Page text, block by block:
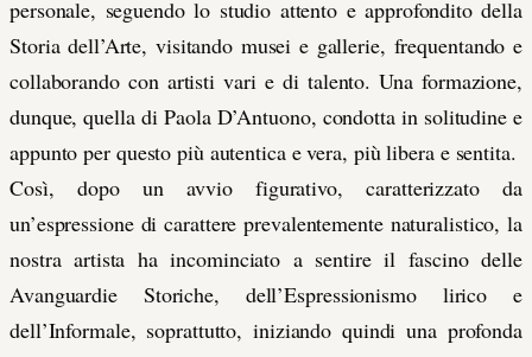
personale, seguendo lo studio attento e approfondito della
Storia dell’Arte, visitando musei e gallerie, frequentando e
collaborando con artisti vari e di talento. Una formazione,
dunque, quella di Paola D’Antuono, condotta in solitudine e
appunto per questo più autentica e vera, più libera e sentita.
Così, dopo un avvio figurativo, caratterizzato da
un’espressione di carattere prevalentemente naturalistico, la
nostra artista ha incominciato a sentire il fascino delle
Avanguardie Storiche, dell’Espressionismo lirico e
dell’Informale, soprattutto, iniziando quindi una profonda